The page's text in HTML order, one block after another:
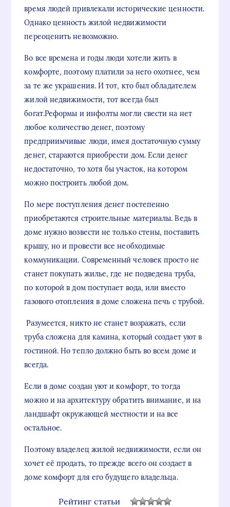
время людей привлекали исторические ценности.
Однако ценность жилой недвижимости
переоценить невозможно.
Во все времена и годы люди хотели жить в
комфорте, поэтому платили за него охотнее, чем
за те же украшения. И тот, кто был обладателем
жилой недвижимости, тот всегда был
богат.Реформы и инфолты могли свести на нет
любое количество денег, поэтому
предприимчивые люди, имея достаточную сумму
денег, стараются приобрести дом. Если денег
недостаточно, то хотя бы участок, на котором
можно построить любой дом.
По мере поступления денег постепенно
приобретаются строительные материалы. Ведь в
доме нужно возвести не только стены, поставить
крышу, но и провести все необходимые
коммуникации. Современный человек просто не
станет покупать жилье, где не подведена труба,
по которой в дом поступает вода, или вместо
газового отопления в доме сложена печь с трубой.
Разумеется, никто не станет возражать, если
труба сложена для камина, который создает уют в
гостиной. Но тепло должно быть во всем доме и
всегда.
Если в доме создан уют и комфорт, то тогда
можно и на архитектуру обратить внимание, и на
ландшафт окружающей местности и на все
остальное.
Поэтому владелец жилой недвижимости, если он
хочет её продать, то прежде всего он создает в
доме комфорт для его будущего владельца.
Рейтинг статьи